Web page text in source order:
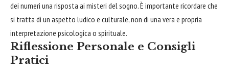
dei numeri una risposta ai misteri del sogno. È importante ricordare che
si tratta di un aspetto ludico e culturale, non di una vera e propria
interpretazione psicologica o spirituale.
Riflessione Personale e Consigli
Pratici